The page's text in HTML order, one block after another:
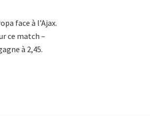
face à l’Ajax.
ce match –
à 2,45.